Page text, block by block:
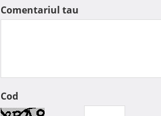
Comentariul tau
Cod